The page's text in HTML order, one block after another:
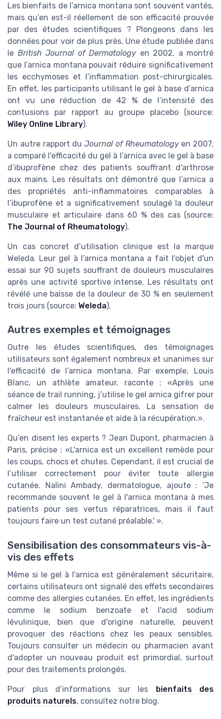
Les bienfaits de l’arnica montana sont souvent vantés,
mais qu’en est-il réellement de son efficacité prouvée
par des études scientifiques ? Plongeons dans les
données pour voir de plus près. Une étude publiée dans
le British Journal of Dermatology en 2002, a montré
que l’arnica montana pouvait réduire significativement
les ecchymoses et l’inflammation post-chirurgicales.
En effet, les participants utilisant le gel à base d’arnica
ont vu une réduction de 42 % de l’intensité des
contusions par rapport au groupe placebo (source:
Wiley Online Library).
Un autre rapport du Journal of Rheumatologyen 2007,
a comparé l'efficacité du gel à l’arnica avec le gel à base
d’ibuprofène chez des patients souffrant d'arthrose
aux mains. Les résultats ont démontré que l’arnica a
des propriétés anti-inflammatoires comparables à
l’ibuprofène et a significativement soulagé la douleur
musculaire et articulaire dans 60 % des cas (source:
The Journal of Rheumatology).
Un cas concret d’utilisation clinique est la marque
Weleda. Leur gel à l’arnica montana a fait l'objet d'un
essai sur 90 sujets souffrant de douleurs musculaires
après une activité sportive intense. Les résultats ont
révélé une baisse de la douleur de 30 % en seulement
trois jours (source: Weleda).
Autres exemples et témoignages
Outre les études scientifiques, des témoignages
utilisateurs sont également nombreux et unanimes sur
l'efficacité de l’arnica montana. Par exemple, Louis
Blanc, un athlète amateur, raconte : «Après une
séance de trail running, j’utilise le gel arnica gifrer pour
calmer les douleurs musculaires. La sensation de
fraîcheur est instantanée et aide à la récupération.».
Qu’en disent les experts ? Jean Dupont, pharmacien à
Paris, précise : «L'arnica est un excellent remède pour
les coups, chocs et chutes. Cependant, il est crucial de
l’utiliser correctement pour éviter toute allergie
cutanée. Nalini Ambady, dermatologue, ajoute : ‘Je
recommande souvent le gel à l'arnica montana à mes
patients pour ses vertus réparatrices, mais il faut
toujours faire un test cutané préalable.' ».
Sensibilisation des consommateurs vis-à-
vis des effets
Même si le gel à l'arnica est généralement sécuritaire,
certains utilisateurs ont signalé des effets secondaires
comme des allergies cutanées. En effet, les ingrédients
comme le sodium benzoate et l'acid sodium
lévulinique, bien que d'origine naturelle, peuvent
provoquer des réactions chez les peaux sensibles.
Toujours consulter un médecin ou pharmacien avant
d'adopter un nouveau produit est primordial, surtout
pour des traitements prolongés.
Pour plus d’informations sur les bienfaits des
produits naturels, consultez notre blog.